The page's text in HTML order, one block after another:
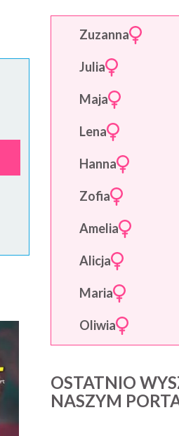
Zuzanna
Julia
Maja
Lena
Hanna
Zofia
Amelia
Alicja
Maria
Oliwia
OSTATNIO
NASZYM